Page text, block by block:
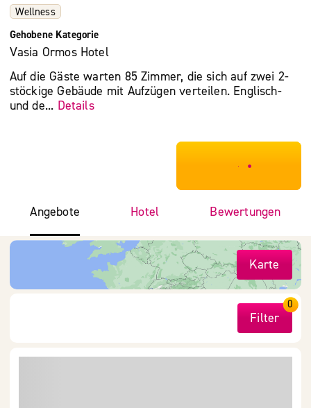
Wellness
Gehobene Kategorie
Vasia Ormos Hotel
Auf die Gäste warten 85 Zimmer, die sich auf zwei 2-
stöckige Gebäude mit Aufzügen verteilen. Englisch-
und de... Details
***************
Angebote Hotel Bewertungen
Karte
Filter
0